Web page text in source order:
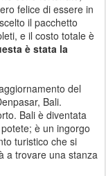
felice di essere in
il pacchetto
e il costo totale è
è stata la
del
Bali.
Bali è diventata
è un ingorgo
turistico che si
a trovare una stanza